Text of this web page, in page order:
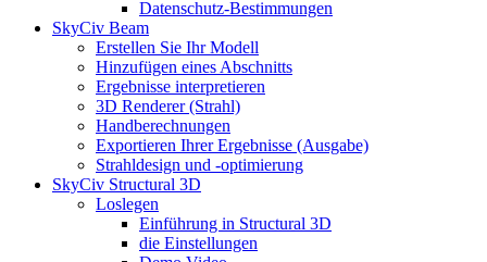
Datenschutz-Bestimmungen
SkyCiv Beam
Erstellen Sie Ihr Modell
Hinzufügen eines Abschnitts
Ergebnisse interpretieren
3D Renderer (Strahl)
Handberechnungen
Exportieren Ihrer Ergebnisse (Ausgabe)
Strahldesign und -optimierung
SkyCiv Structural 3D
Loslegen
Einführung in Structural 3D
die Einstellungen